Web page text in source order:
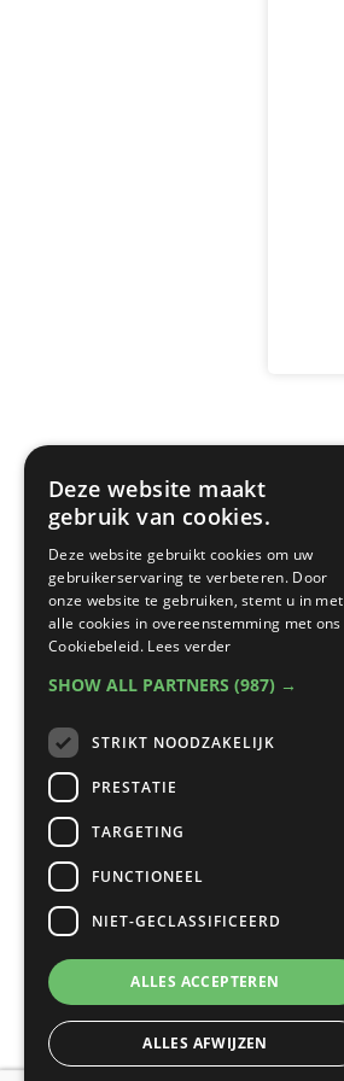
Deze website maakt
gebruik van cookies.
Deze website gebruikt cookies om uw
gebruikerservaring te verbeteren. Door
onze website te gebruiken, stemt u in met
alle cookies in overeenstemming met ons
Cookiebeleid. Lees verder
SHOW ALL PARTNERS (987) →
STRIKT NOODZAKELIJK
PRESTATIE
TARGETING
FUNCTIONEEL
NIET-GECLASSIFICEERD
ALLES ACCEPTEREN
ALLES AFWIJZEN